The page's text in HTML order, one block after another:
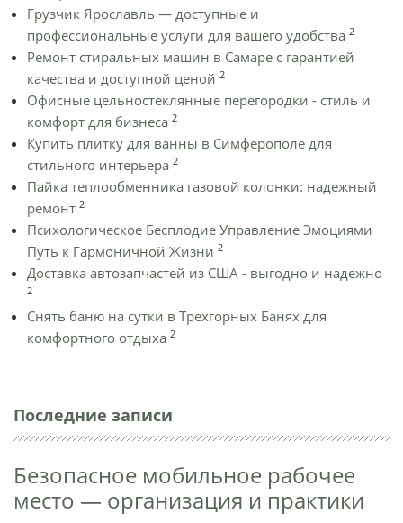
Грузчик Ярославль — доступные и
профессиональные услуги для вашего удобства 2
Ремонт стиральных машин в Самаре с гарантией
качества и доступной ценой 2
Офисные цельностеклянные перегородки - стиль и
комфорт для бизнеса 2
Купить плитку для ванны в Симферополе для
стильного интерьера 2
Пайка теплообменника газовой колонки: надежный
ремонт 2
Психологическое Бесплодие Управление Эмоциями
Путь к Гармоничной Жизни 2
Доставка автозапчастей из США - выгодно и надежно
2
Снять баню на сутки в Трехгорных Банях для
комфортного отдыха 2
Последние записи
Безопасное мобильное рабочее
место — организация и практики